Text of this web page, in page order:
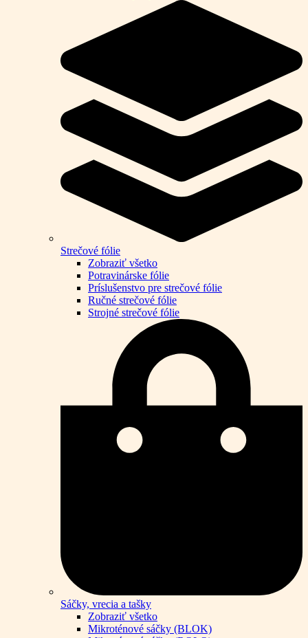
Strečové fólie
Zobraziť všetko
Potravinárske fólie
Príslušenstvo pre strečové fólie
Ručné strečové fólie
Strojné strečové fólie
Sáčky, vrecia a tašky
Zobraziť všetko
Mikroténové sáčky (BLOK)